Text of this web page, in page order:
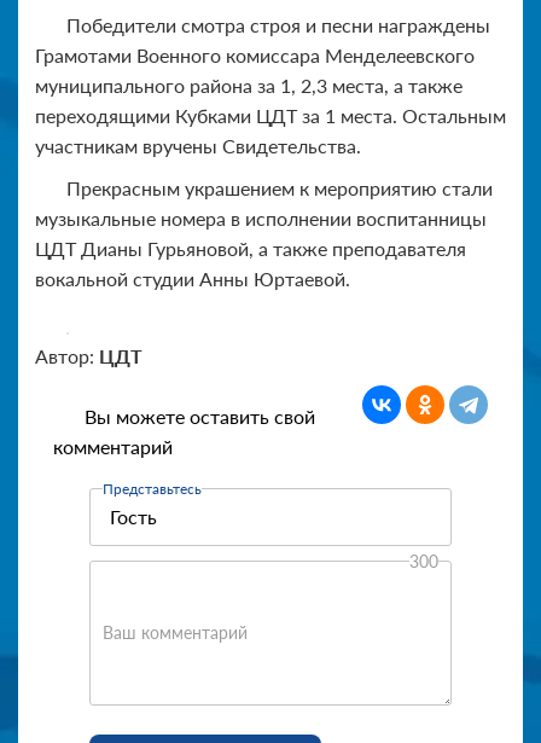
Победители смотра строя и песни награждены
Грамотами Военного комиссара Менделеевского
муниципального района за 1, 2,3 места, а также
переходящими Кубками ЦДТ за 1 места. Остальным
участникам вручены Свидетельства.
Прекрасным украшением к мероприятию стали
музыкальные номера в исполнении воспитанницы
ЦДТ Дианы Гурьяновой, а также преподавателя
вокальной студии Анны Юртаевой.
Автор: ЦДТ
Вы можете оставить свой
комментарий
Представьтесь
Ваш комментарий
300